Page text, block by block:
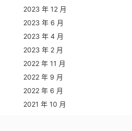
2023 年 12 月
2023 年 6 月
2023 年 4 月
2023 年 2 月
2022 年 11 月
2022 年 9 月
2022 年 6 月
2021 年 10 月